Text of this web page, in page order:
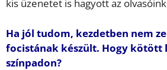
kis üzenetet is hagyott az
Ha jól tudom, kezdetben nem
focistának készült. Hogy kötött
színpadon?